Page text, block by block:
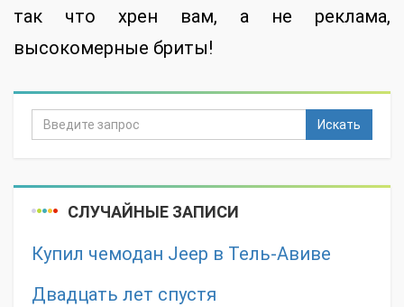
так что хрен вам, а не реклама,
высокомерные бриты!
Искать
СЛУЧАЙНЫЕ ЗАПИСИ
Купил чемодан Jeep в Тель-Авиве
Двадцать лет спустя